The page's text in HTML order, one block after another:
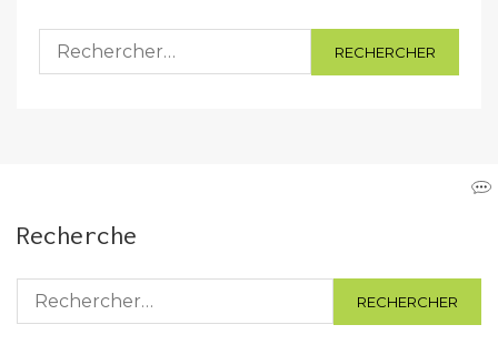
Rechercher :
Recherche
Rechercher :